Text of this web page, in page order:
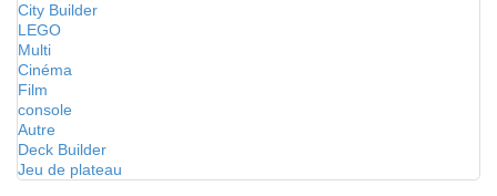
City Builder
LEGO
Multi
Cinéma
Film
console
Autre
Deck Builder
Jeu de plateau